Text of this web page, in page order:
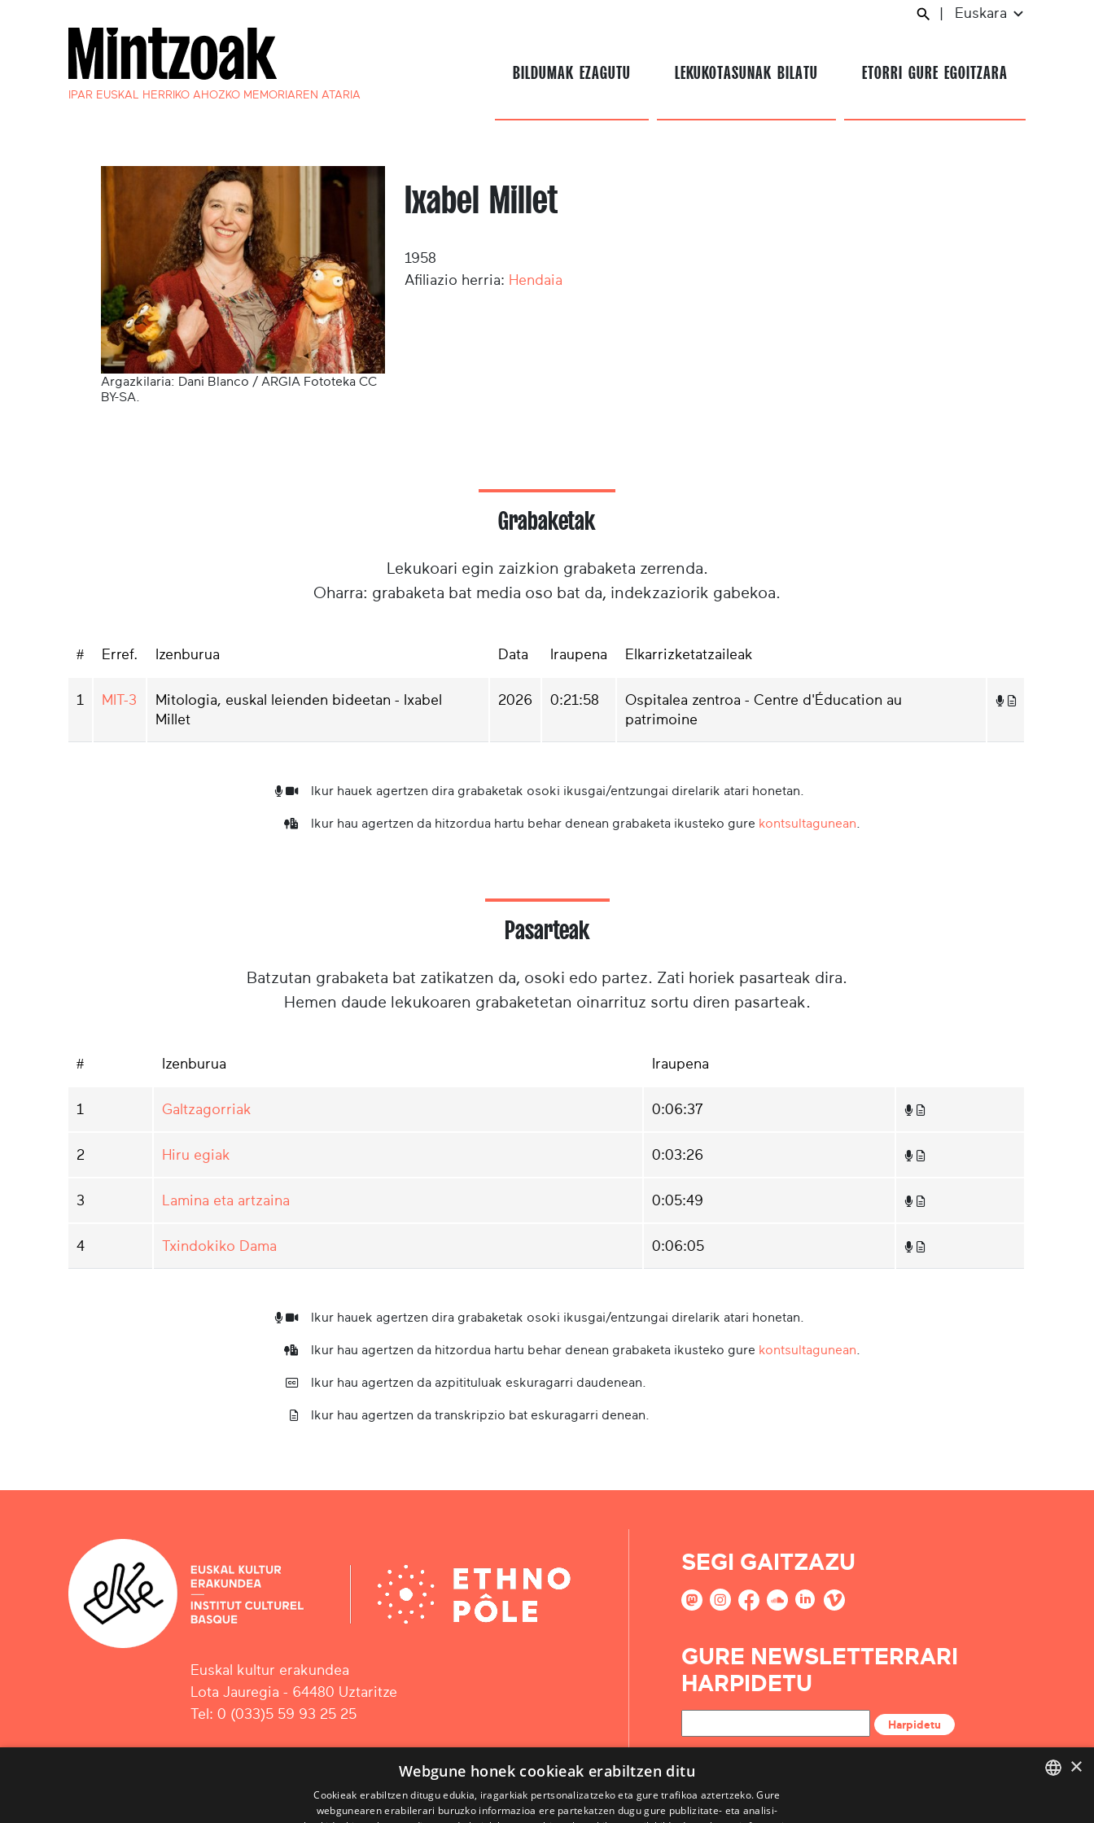
IPAR EUSKAL HERRIKO AHOZKO MEMORIAREN ATARIA
Euskara
BILDUMAK EZAGUTU LEKUKOTASUNAK BILATU ETORRI GURE EGOITZARA
Argazkilaria: Dani Blanco / ARGIA Fototeka CC
BY-SA.
Ixabel Millet
1958
Afiliazio herria: Hendaia
Grabaketak
Lekukoari egin zaizkion grabaketa zerrenda.
Oharra: grabaketa bat media oso bat da, indekzaziorik gabekoa.
# Erref. Izenburua Data Iraupena Elkarrizketatzaileak
1 MIT-3
Mitologia, euskal leienden bideetan - Ixabel
Millet
2026 0:21:58
Ospitalea zentroa - Centre d'Éducation au
patrimoine
Ikur hauek agertzen dira grabaketak osoki ikusgai/entzungai direlarik atari honetan.
Ikur hau agertzen da hitzordua hartu behar denean grabaketa ikusteko gure kontsultagunean
Pasarteak
Batzutan grabaketa bat zatikatzen da, osoki edo partez. Zati horiek pasarteak dira.
Hemen daude lekukoaren grabaketetan oinarrituz sortu diren pasarteak.
# Izenburua Iraupena
1 Galtzagorriak 0:06:37
2 Hiru egiak 0:03:26
3 Lamina eta artzaina 0:05:49
4 Txindokiko Dama 0:06:05
Ikur hauek agertzen dira grabaketak osoki ikusgai/entzungai direlarik atari honetan.
Ikur hau agertzen da hitzordua hartu behar denean grabaketa ikusteko gure kontsultagunean
Ikur hau agertzen da azpitituluak eskuragarri daudenean.
Ikur hau agertzen da transkripzio bat eskuragarri denean.
Euskal kultur erakundea
Lota Jauregia - 64480 Uztaritze
Tel: 0 (033)5 59 93 25 25
SEGI GAITZAZU
GURE NEWSLETTERRARI
HARPIDETU
Harpidetu
×
Webgune honek cookieak erabiltzen ditu
Cookieak erabiltzen ditugu edukia, iragarkiak pertsonalizatzeko eta gure trafikoa aztertzeko. Gure
webgunearen erabilerari buruzko informazioa ere partekatzen dugu gure publizitate- eta analisi-